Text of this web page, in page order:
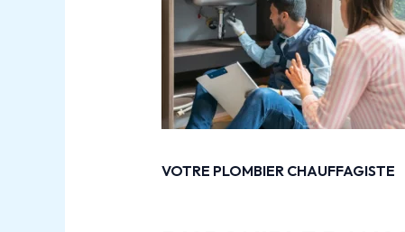
VOTRE PLOMBIER CHAUFFAGISTE